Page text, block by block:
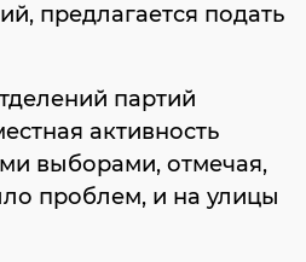
предлагается подать
партий
активность
выборами, отмечая,
проблем, и на улицы